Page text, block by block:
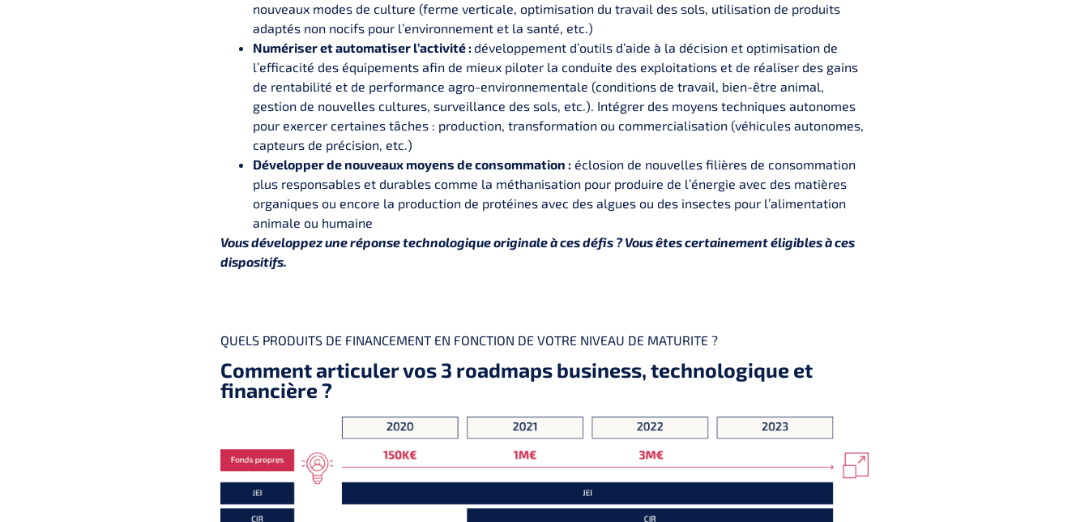
nouveaux modes de culture (ferme verticale, optimisation du travail des sols, utilisation de produits
adaptés non nocifs pour l’environnement et la santé, etc.)
Numériser et automatiser l’activité : développement d’outils d’aide à la décision et optimisation de
l’efficacité des équipements afin de mieux piloter la conduite des exploitations et de réaliser des gains
de rentabilité et de performance agro-environnementale (conditions de travail, bien-être animal,
gestion de nouvelles cultures, surveillance des sols, etc.). Intégrer des moyens techniques autonomes
pour exercer certaines tâches : production, transformation ou commercialisation (véhicules autonomes,
capteurs de précision, etc.)
Développer de nouveaux moyens de consommation : éclosion de nouvelles filières de consommation
plus responsables et durables comme la méthanisation pour produire de l’énergie avec des matières
organiques ou encore la production de protéines avec des algues ou des insectes pour l’alimentation
animale ou humaine
Vous développez une réponse technologique originale à ces défis ? Vous êtes certainement éligibles à ces
dispositifs.
QUELS PRODUITS DE FINANCEMENT EN FONCTION DE VOTRE NIVEAU DE MATURITE ?
Comment articuler vos 3 roadmaps business, technologique et
financière ?